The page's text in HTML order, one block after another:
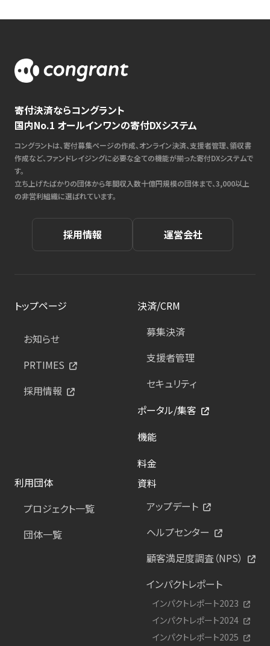
寄付決済ならコングラント
国内No.1 オールインワンの寄付DXシステム
コングラントは、寄付募集ページの作成、オンライン決済、支援者管理、領収書
作成など、ファンドレイジングに必要な全ての機能が揃った寄付DXシステムで
す。
立ち上げたばかりの団体から年間収入数十億円規模の団体まで、3,000以上
の非営利組織に選ばれています。
採用情報 運営会社
トップページ
お知らせ
PRTIMES
採用情報
決済/CRM
募集決済
支援者管理
セキュリティ
ポータル/集客
機能
料金
利用団体
プロジェクト一覧
団体一覧
資料
アップデート
ヘルプセンター
顧客満足度調査（NPS）
インパクトレポート
インパクトレポート2023
インパクトレポート2024
インパクトレポート2025